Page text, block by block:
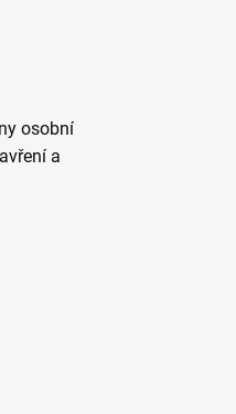
osobní
a